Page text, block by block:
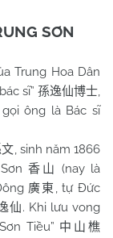
SƠN
Trung Hoa Dân
sĩ” 孫逸仙博士,
ông là Bác sĩ
, sinh năm 1866
香山
(nay là
廣東 , tự Đức
仙. Khi lưu vong
Tiều” 中山樵